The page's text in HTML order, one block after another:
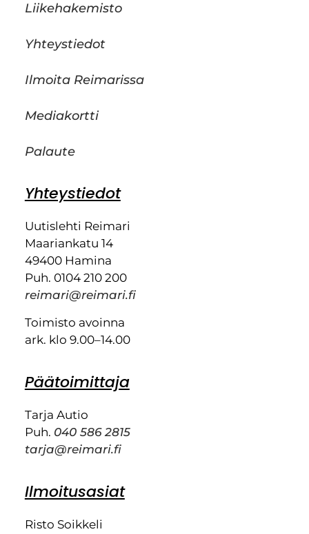
Liikehakemisto
Yhteystiedot
Ilmoita Reimarissa
Mediakortti
Palaute
Yhteystiedot
Uutislehti Reimari
Maariankatu 14
49400 Hamina
Puh. 0104 210 200
reimari@reimari.fi
Toimisto avoinna
ark. klo 9.00–14.00
Päätoimittaja
Tarja Autio
Puh. 040 586 2815
tarja@reimari.fi
Ilmoitusasiat
Risto Soikkeli